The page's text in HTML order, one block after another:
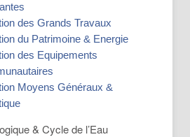
des Grands Travaux
du Patrimoine & Energie
des Equipements
Moyens Généraux &
& Cycle de l’Eau